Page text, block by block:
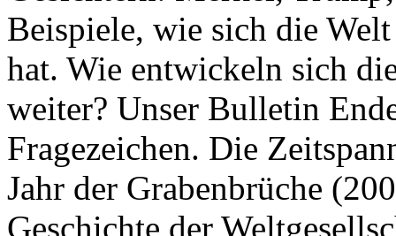
Beispiele, wie sich die
hat. Wie entwickeln sich
weiter? Unser Bulletin
Fragezeichen. Die
Jahr der Grabenbrüche
Geschichte der